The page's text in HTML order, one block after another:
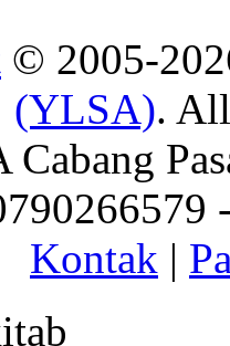
© 2005-
(YLSA).
Cabang
Kontak |